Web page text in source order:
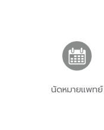
นัดหมายแพทย์